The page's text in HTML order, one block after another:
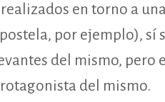
en torno a
por ejemplo),
del mismo,
del mismo.